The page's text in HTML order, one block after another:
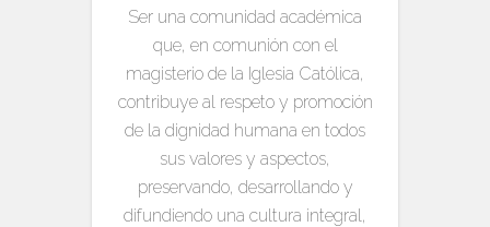
Ser una comunidad académica
que, en comunión con el
magisterio de la Iglesia Católica,
contribuye al respeto y promoción
de la dignidad humana en todos
sus valores y aspectos,
preservando, desarrollando y
difundiendo una cultura integral,